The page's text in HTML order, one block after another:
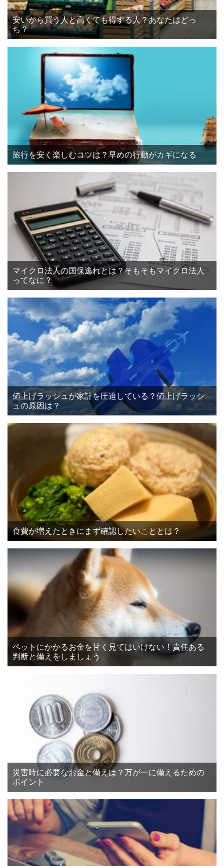
安いから買う人と高くても得する人？あなたはどっ
ち？
旅行を安く楽しむコツは？早めの行動がカギになる
マイクロ法人の国保逃れとは？そもそもマイクロ法人
ってなに？
値上げラッシュが家計を圧迫している？値上げラッシ
ュの原因は？
食費が増えたときにまず確認したいこととは？
ペットにかかるお金を甘く見てはいけない！責任ある
判断と備えをしましょう
災害時に必要なお金と備えは？万が一に備えるための
ポイント